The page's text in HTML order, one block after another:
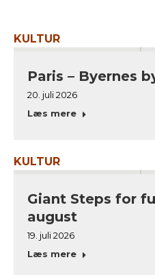
KULTUR
Paris – Byernes
20. juli 2026
Læs mere
KULTUR
Giant Steps for
august
19. juli 2026
Læs mere